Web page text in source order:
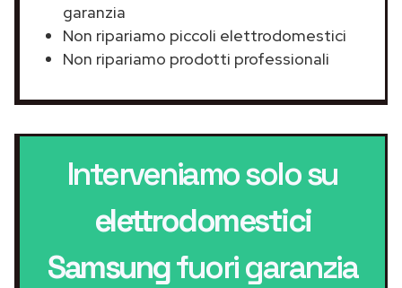
garanzia
Non ripariamo piccoli elettrodomestici
Non ripariamo prodotti professionali
Interveniamo solo su
elettrodomestici
Samsungfuori garanzia